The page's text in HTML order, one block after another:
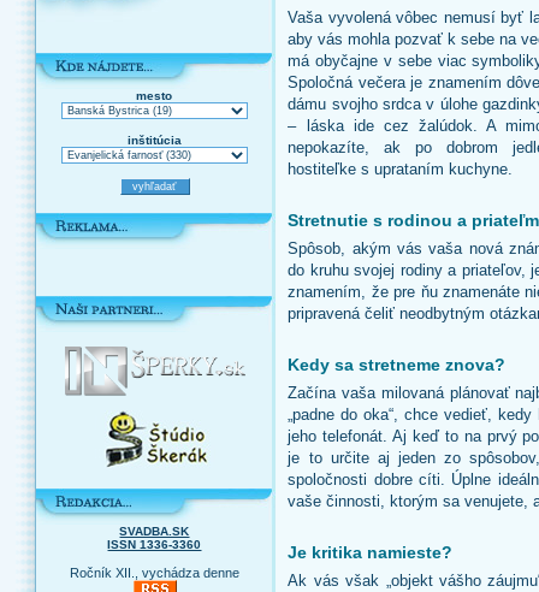
mesto
inštitúcia
SVADBA.SK
ISSN 1336-3360
Ročník XII., vychádza denne
Vaša vyvolená vôbec nemusí byť
aby vás mohla pozvať k sebe na
má obyčajne v sebe viac
Spoločná večera je znamením
dámu svojho srdca v úlohe
– láska ide cez žalúdok. A
nepokazíte, ak po dobrom
hostiteľke s uprataním kuchyne.
Stretnutie s rodinou a
Spôsob, akým vás vaša nová
do kruhu svojej rodiny a priateľov,
znamením, že pre ňu znamenáte
pripravená čeliť neodbytným
Kedy sa stretneme znova?
Začína vaša milovaná plánovať
„padne do oka“, chce vedieť,
jeho telefonát. Aj keď to na prvý
je to určite aj jeden zo
spoločnosti dobre cíti. Úplne
vaše činnosti, ktorým sa venujete,
Je kritika namieste?
Ak vás však „objekt vášho